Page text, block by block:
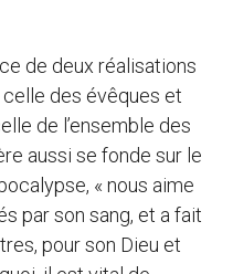
de deux réalisations
des évêques et
de l’ensemble des
aussi se fonde sur le
« nous aime
par son sang, et a fait
pour son Dieu et